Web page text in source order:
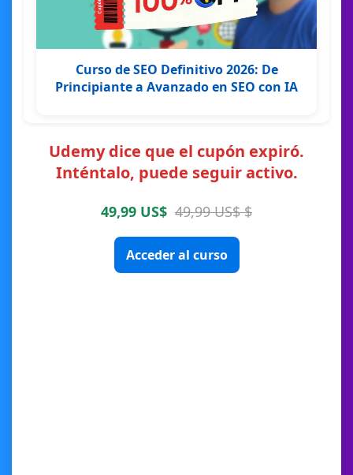
Curso de SEO Definitivo 2026: De
Principiante a Avanzado en SEO con IA
Udemy dice que el cupón expiró.
Inténtalo, puede seguir activo.
49,99 US$ 49,99 US$ $
Acceder al curso